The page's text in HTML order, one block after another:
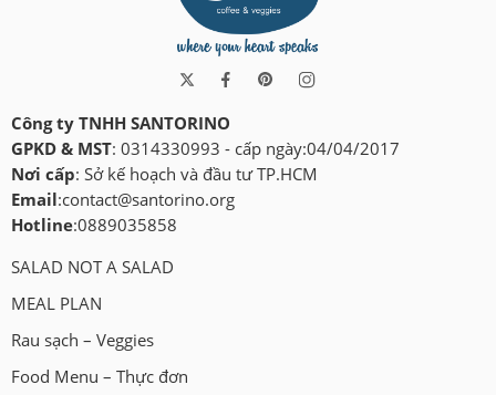
Công ty TNHH SANTORINO
GPKD & MST: 0314330993 - cấp ngày:04/04/2017
Nơi cấp: Sở kế hoạch và đầu tư TP.HCM
Email :contact@santorino.org
Hotline:0889035858
SALAD NOT A SALAD
MEAL PLAN
Rau sạch – Veggies
Food Menu – Thực đơn